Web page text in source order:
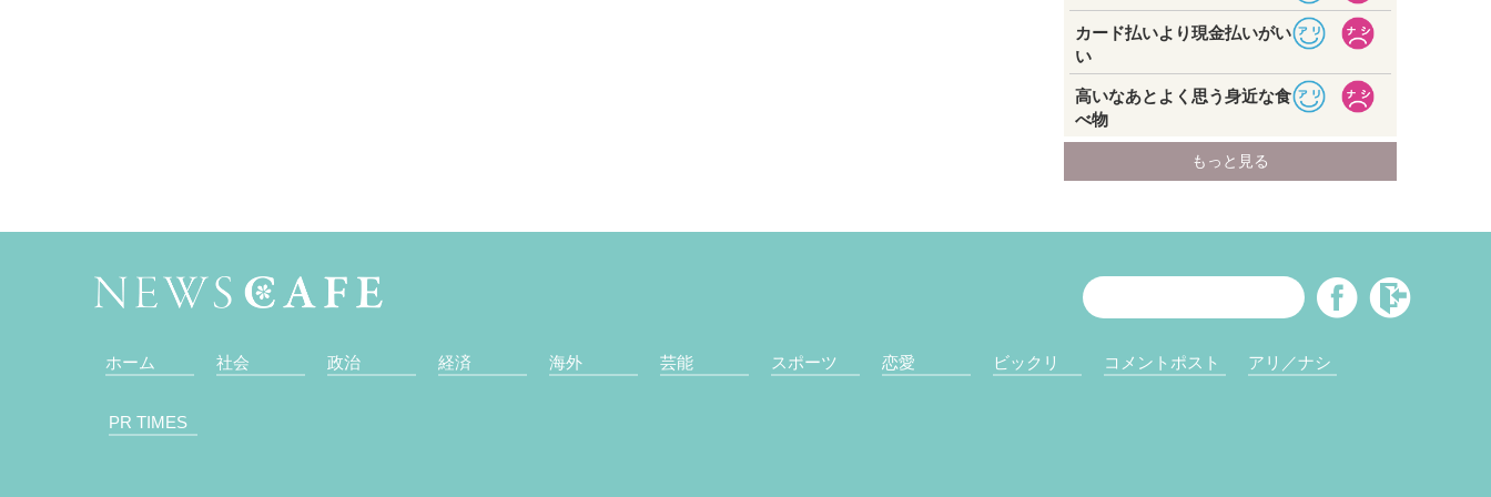
ホーム 社会 政治 経済 海外 芸能 スポーツ 恋愛 ビックリ コメントポスト アリ／ナシ
PR TIMES